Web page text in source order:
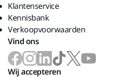
Klantenservice
Kennisbank
Verkoopvoorwaarden
Vind ons
Wij accepteren